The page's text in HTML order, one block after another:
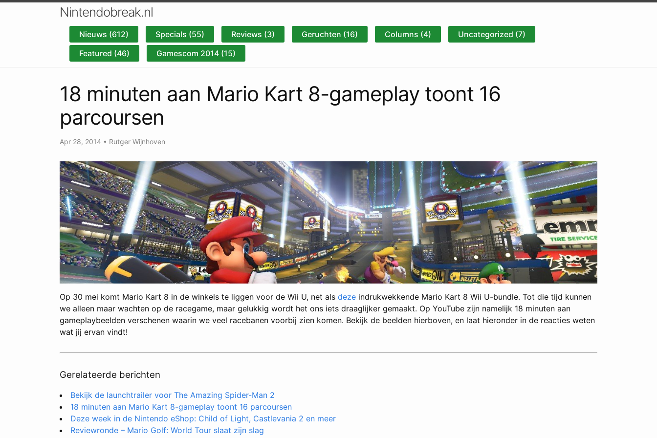
Nintendobreak.nl
Nieuws (612) Specials (55) Reviews (3) Geruchten (16) Columns (4)
Uncategorized (7)
Featured (46)
Gamescom 2014 (15)
18 minuten aan Mario Kart 8-gameplay toont 16
parcoursen
Apr 28, 2014 • Rutger Wijnhoven
Op 30 mei komt Mario Kart 8 in de winkels te liggen voor de Wii U, net als deze indrukwekkende Mario Kart 8 Wii U-bundle. Tot die tijd kunnen
we alleen maar wachten op de racegame, maar gelukkig wordt het ons iets draaglijker gemaakt. Op YouTube zijn namelijk 18 minuten aan
gameplaybeelden verschenen waarin we veel racebanen voorbij zien komen. Bekijk de beelden hierboven, en laat hieronder in de reacties weten
wat jij ervan vindt!
Gerelateerde berichten
Bekijk de launchtrailer voor The Amazing Spider-Man 2
18 minuten aan Mario Kart 8-gameplay toont 16 parcoursen
Deze week in de Nintendo eShop: Child of Light, Castlevania 2 en meer
Reviewronde – Mario Golf: World Tour slaat zijn slag